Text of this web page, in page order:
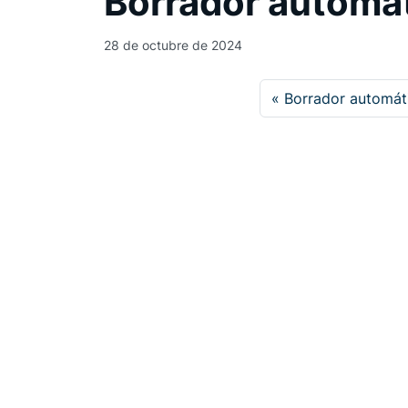
28 de octubre de 2024
Borrador